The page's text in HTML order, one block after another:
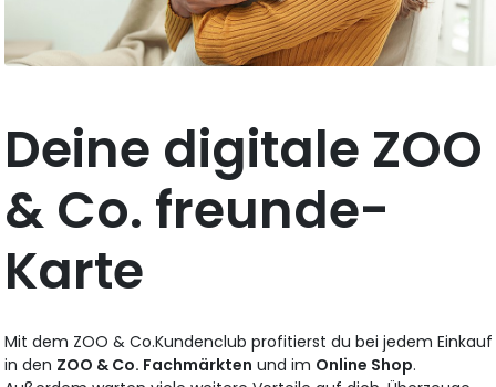
Deine digitale ZOO
& Co. freunde-
Karte
Mit dem ZOO & Co.Kundenclub profitierst du bei jedem Einkauf
in den ZOO & Co. Fachmärkten und im Online Shop.